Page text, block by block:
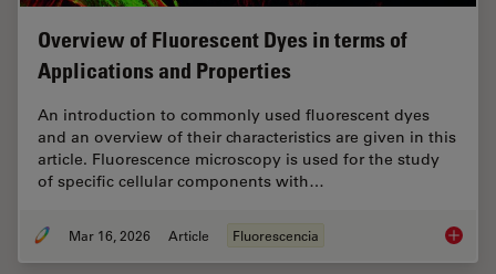
Overview of Fluorescent Dyes in terms of
Applications and Properties
An introduction to commonly used fluorescent dyes
and an overview of their characteristics are given in this
article. Fluorescence microscopy is used for the study
of specific cellular components with…
Mar 16, 2026 Article Fluorescencia